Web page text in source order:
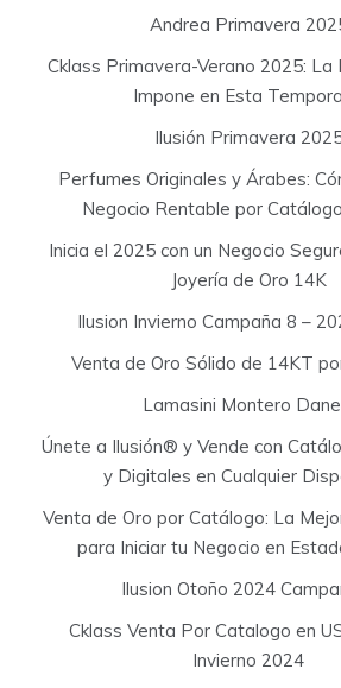
:
Andrea Primavera
Cklass Primavera-Verano 2025: La
Impone en Esta
Ilusión Primavera
Perfumes Originales y Árabes:
Negocio Rentable por
Inicia el 2025 con un Negocio
Joyería de Oro 14K
Ilusion Invierno Campaña 8 –
Venta de Oro Sólido de 14KT
Lamasini Montero
Únete a Ilusión® y Vende con
y Digitales en Cualquier
Venta de Oro por Catálogo: La
para Iniciar tu Negocio en
Ilusion Otoño 2024
Cklass Venta Por Catalogo en
Invierno 2024